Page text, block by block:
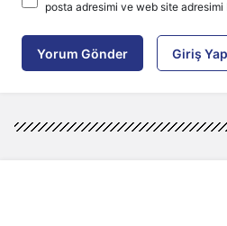
posta adresimi ve web site adresimi
Yorum Gönder Giriş Yap